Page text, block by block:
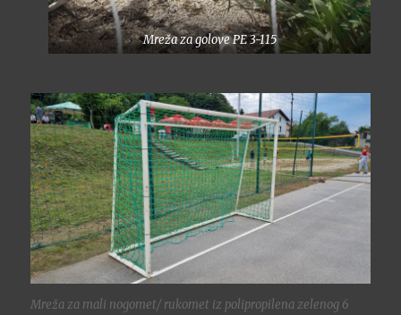
Mreža za golove PE 3-115
Mreža za mali nogomet/ rukomet iz polipropilena zelenog 6